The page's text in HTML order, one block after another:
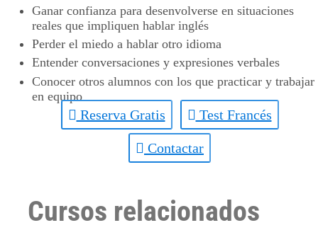
Ganar confianza para desenvolverse en situaciones
reales que impliquen hablar inglés
Perder el miedo a hablar otro idioma
Entender conversaciones y expresiones verbales
Conocer otros alumnos con los que practicar y trabajar
en equipo
Reserva Gratis Test Francés
Contactar
Cursos relacionados